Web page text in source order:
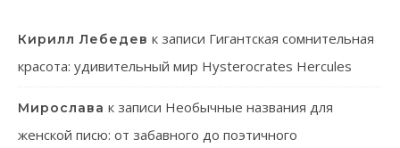
Кирилл Лебедев к записи Гигантская сомнительная
красота: удивительный мир Hysterocrates Hercules
Мирослава к записи Необычные названия для
женской писю: от забавного до поэтичного